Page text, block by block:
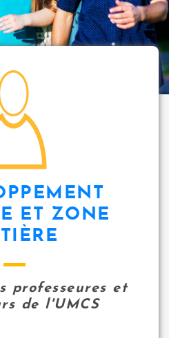
ET ZONE
professeures et
de l'UMCS